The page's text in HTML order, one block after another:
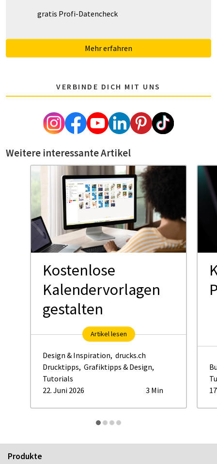
gratis Profi-Datencheck
Mehr erfahren
VERBINDE DICH MIT UNS
Weitere interessante Artikel
Kostenlose
Kalendervorlagen
gestalten
Artikel lesen
Design & Inspiration, drucks.ch
Drucktipps, Grafiktipps & Design,
Tutorials
22. Juni 2026
3 Min
Produkte